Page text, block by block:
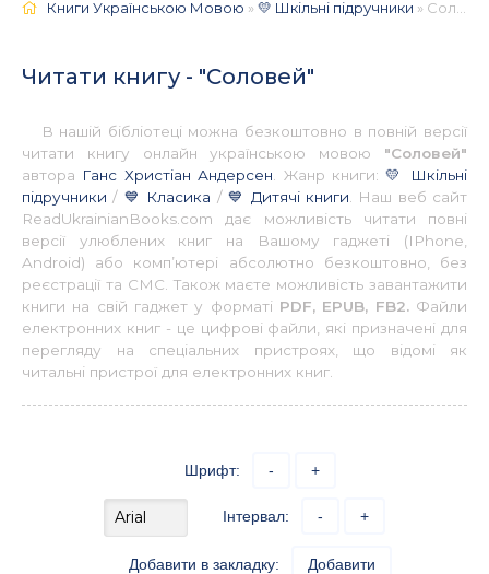
Книги Українською Мовою »💛 Шкільні підручники » Соловей 📚 - Українською
Читати книгу - "Соловей"
В нашій бібліотеці можна безкоштовно в повній версії
читати книгу онлайн українською мовою "Соловей"
автора Ганс Христіан Андерсен . Жанр книги:💛 Шкільні
підручники / 💙 Класика /💙 Дитячі книги . Наш веб сайт
ReadUkrainianBooks.com дає можливість читати повні
версії улюблених книг на Вашому гаджеті (IPhone,
Android) або комп’ютері абсолютно безкоштовно, без
реєстрації та СМС. Також маєте можливість завантажити
книги на свій гаджет у форматі PDF, EPUB, FB2.Файли
електронних книг - це цифрові файли, які призначені для
перегляду на спеціальних пристроях, що відомі як
читальні пристрої для електронних книг.
Шрифт: - +
Інтервал: - +
Добавити в закладку: Добавити